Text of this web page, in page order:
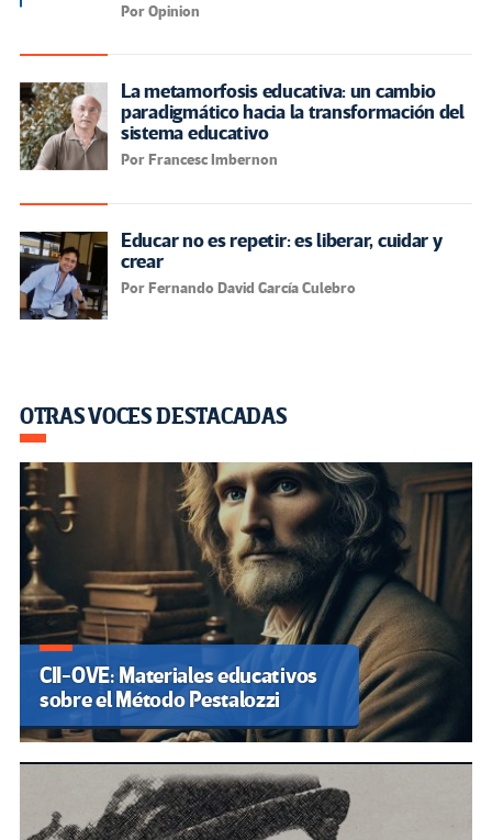
Por Opinion
La metamorfosis educativa: un cambio
paradigmático hacia la transformación del
sistema educativo
Por Francesc Imbernon
Educar no es repetir: es liberar, cuidar y
crear
Por Fernando David García Culebro
OTRAS VOCES DESTACADAS
CII-OVE: Materiales educativos
sobre el Método Pestalozzi